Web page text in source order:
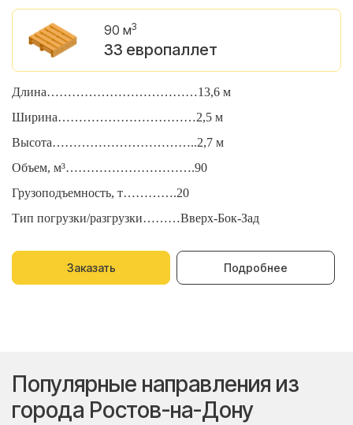
90 м3
33 европаллет
Длина………………………………13,6 м
Ширина……………………………2,5 м
Высота……………………………..2,7 м
Объем, м³………………………….90
Грузоподъемность, т………….20
Тип погрузки/разгрузки………Вверх-Бок-Зад
Заказать Подробнее
Популярные направления из
города Ростов-на-Дону